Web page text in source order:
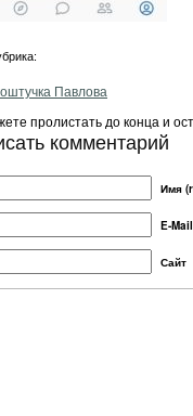
Павлова
пролистать до конца и
комментарий
Имя
E-
Сайт